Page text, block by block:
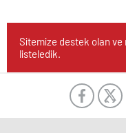
Sitemize destek olan ve
listeledik.